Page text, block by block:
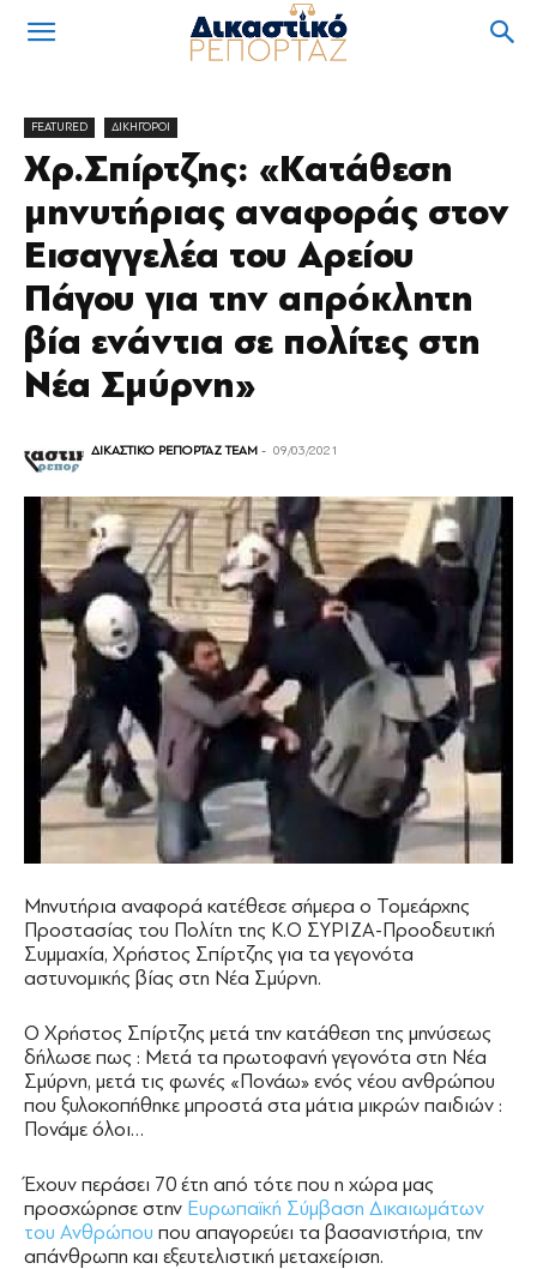
FEATURED ΔΙΚΗΓΟΡΟΙ
Χρ.Σπίρτζης: «Κατάθεση
μηνυτήριας αναφοράς στον
Εισαγγελέα του Αρείου
Πάγου για την απρόκλητη
βία ενάντια σε πολίτες στη
Νέα Σμύρνη»
ΔΙΚΑΣΤΙΚΟ ΡΕΠΟΡΤΑΖ TEAM - 09/03/2021
Μηνυτήρια αναφορά κατέθεσε σήμερα ο Τομεάρχης
Προστασίας του Πολίτη της Κ.Ο ΣΥΡΙΖΑ-Προοδευτική
Συμμαχία, Χρήστος Σπίρτζης για τα γεγονότα
αστυνομικής βίας στη Νέα Σμύρνη.
Ο Χρήστος Σπίρτζης μετά την κατάθεση της μηνύσεως
δήλωσε πως : Mετά τα πρωτοφανή γεγονότα στη Νέα
Σμύρνη, μετά τις φωνές «Πονάω» ενός νέου ανθρώπου
που ξυλοκοπήθηκε μπροστά στα μάτια μικρών παιδιών :
Πονάμε όλοι…
Έχουν περάσει 70 έτη από τότε που η χώρα μας
προσχώρησε στην Ευρωπαϊκή Σύμβαση Δικαιωμάτων
του Ανθρώπου που απαγορεύει τα βασανιστήρια, την
απάνθρωπη και εξευτελιστική μεταχείριση.